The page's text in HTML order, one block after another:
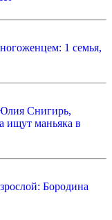
1 семья,
Снигирь,
ищут маньяка в
Бородина